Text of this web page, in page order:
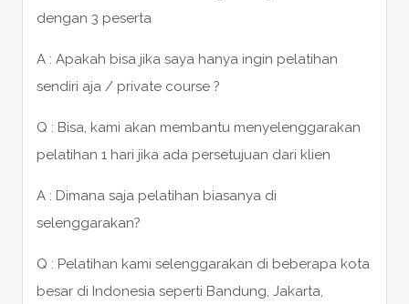
dengan 3 peserta
A : Apakah bisa jika saya hanya ingin pelatihan
sendiri aja / private course ?
Q : Bisa, kami akan membantu menyelenggarakan
pelatihan 1 hari jika ada persetujuan dari klien
A : Dimana saja pelatihan biasanya di
selenggarakan?
Q : Pelatihan kami selenggarakan di beberapa kota
besar di Indonesia seperti Bandung, Jakarta,